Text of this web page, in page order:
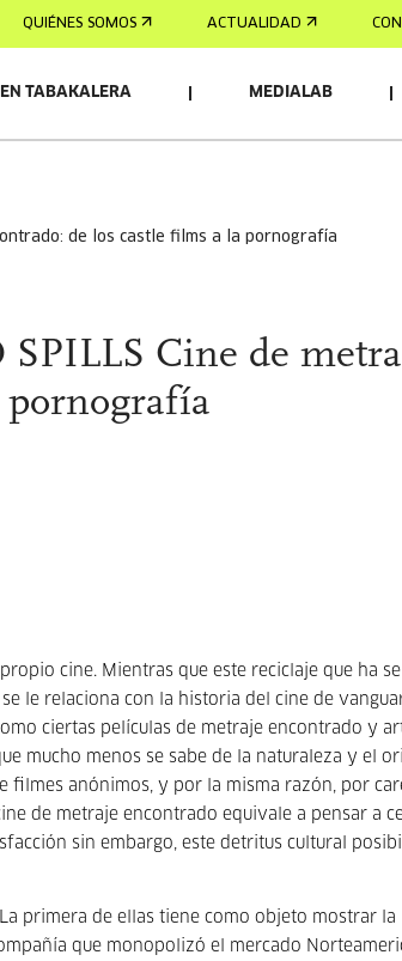
QUIÉNES SOMOS ACTUALIDAD
TABAKALERA MEDIALAB
de los castle films a la pornografía
Cine de
pornografía
cine. Mientras que este reciclaje que ha
le relaciona con la historia del cine de
ciertas películas de metraje encontrado y
mucho menos se sabe de la naturaleza y el
filmes anónimos, y por la misma razón, por
de metraje encontrado equivale a pensar a
sin embargo, este detritus cultural
primera de ellas tiene como objeto mostrar la
que monopolizó el mercado